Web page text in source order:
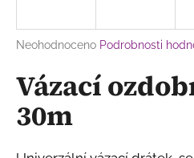
Průměrné
produktu
je
0,0
z
hvězdiček.
Neohodnoceno Podrobnosti
Vázací
30m
j
t
?